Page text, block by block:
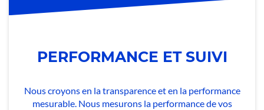
PERFORMANCE ET SUIVI
Nous croyons en la transparence et en la performance
mesurable. Nous mesurons la performance de vos